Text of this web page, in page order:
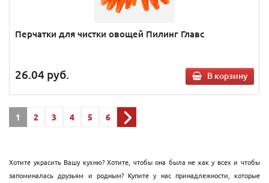
Перчатки для чистки овощей Пилинг Главс
26.04 руб. В корзину
1 2 3 4 5 6
Хотите украсить Вашу кухню? Хотите, чтобы она была не как у всех и чтобы
запоминалась друзьям и родным? Купите у нас принадлежности, которые